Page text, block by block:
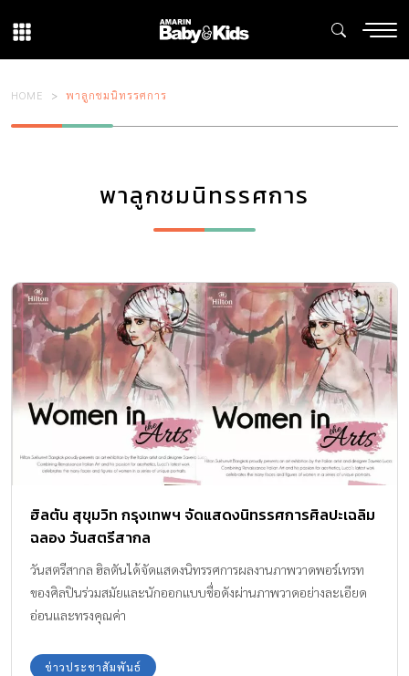
HOME พาลูกชมนิทรรศการ
พาลูกชมนิทรรศการ
ฮิลตัน สุขุมวิท กรุงเทพฯ จัดแสดงนิทรรศการศิลปะเฉลิม
ฉลอง วันสตรีสากล
วันสตรีสากล ฮิลตันได้จัดแสดงนิทรรศการผลงานภาพวาดพอร์เทรท
ของศิลปินร่วมสมัยและนักออกแบบชื่อดังผ่านภาพวาดอย่างละเอียด
อ่อนและทรงคุณค่า
ข่าวประชาสัมพันธ์